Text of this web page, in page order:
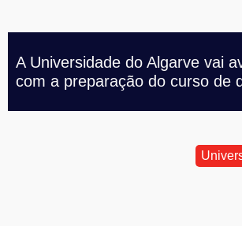
A Universidade do Algarve vai
com a preparação do curso de